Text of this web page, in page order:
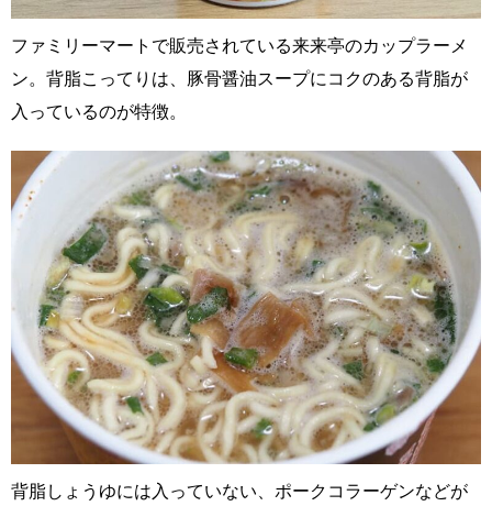
ファミリーマートで販売されている来来亭のカップラーメ
ン。背脂こってりは、豚骨醤油スープにコクのある背脂が
入っているのが特徴。
背脂しょうゆには入っていない、ポークコラーゲンなどが